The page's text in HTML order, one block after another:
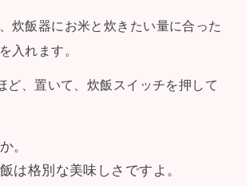
炊飯器にお米と炊きたい量に合った
入れます。
ど、置いて、炊飯スイッチを押して
。
は格別な美味しさですよ。